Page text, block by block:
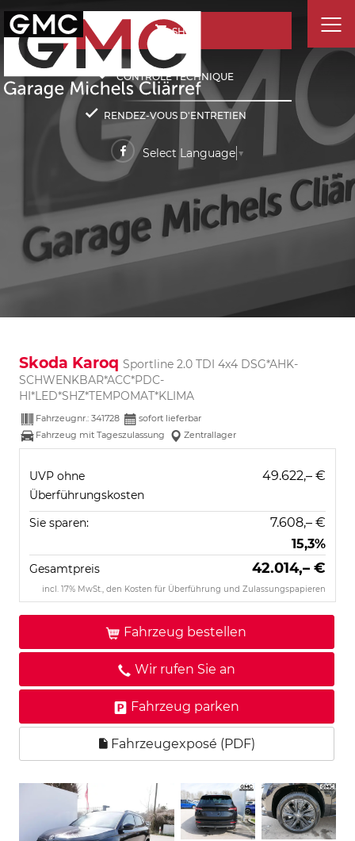
SHOP
CONTRÔLE TECHNIQUE
RENDEZ-VOUS D'ENTRETIEN
Select Language ▼
Skoda Karoq Sportline 2.0 TDI 4x4 DSG*AHK-
SCHWENKBAR*ACC*PDC-
HI*LED*SHZ*TEMPOMAT*KLIMA
Fahrzeugnr.: 341728
sofort lieferbar
Fahrzeug mit Tageszulassung
Zentrallager
UVP ohne
Überführungskosten
49.622,– €
Sie sparen:
7.608,– €
15,3%
Gesamtpreis 42.014,– €
incl. 17% MwSt., den Kosten für Überführung und Zulassungspapieren
Fahrzeug bestellen
Wir rufen Sie an
Fahrzeug parken
Fahrzeugexposé (PDF)